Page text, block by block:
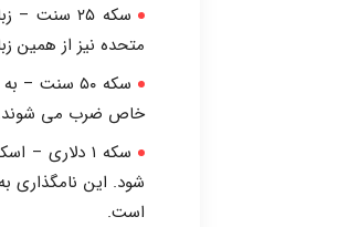
سکه ۲۵ سنت
متحده نیز از همین
خاص ضرب می
شود. این نامگذاری
است.